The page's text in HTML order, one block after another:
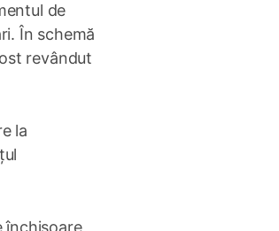
de
În schemă
revândut
la